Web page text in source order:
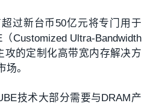
过新台币50亿元将专门用于
Customized Ultra-Bandwidth
攻的定制化高带宽内存解决方
。
技术大部分需要与DRAM产